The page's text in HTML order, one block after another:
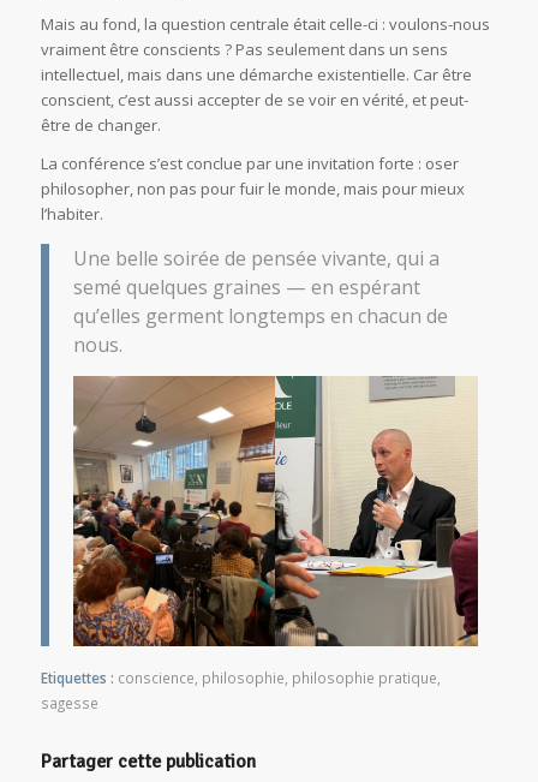
Mais au fond, la question centrale était celle-ci : voulons-nous
vraiment être conscients ? Pas seulement dans un sens
intellectuel, mais dans une démarche existentielle. Car être
conscient, c’est aussi accepter de se voir en vérité, et peut-
être de changer.
La conférence s’est conclue par une invitation forte : oser
philosopher, non pas pour fuir le monde, mais pour mieux
l’habiter.
Une belle soirée de pensée vivante, qui a
semé quelques graines — en espérant
qu’elles germent longtemps en chacun de
nous.
Etiquettes : conscience philosophie philosophie pratique
sagesse
Partager cette publication